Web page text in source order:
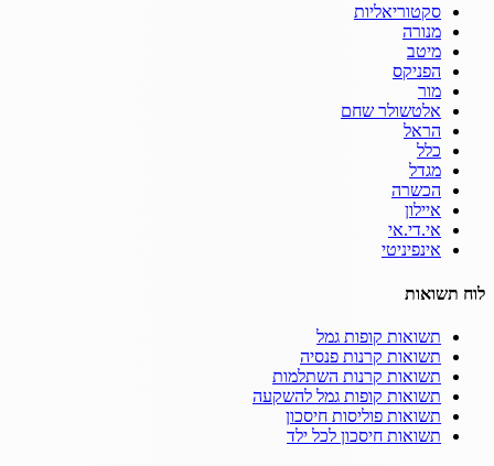
סקטוריאליות
מנורה
מיטב
הפניקס
מור
אלטשולר שחם
הראל
כלל
מגדל
הכשרה
איילון
אי.די.אי
אינפיניטי
לוח תשואות
תשואות קופות גמל
תשואות קרנות פנסיה
תשואות קרנות השתלמות
תשואות קופות גמל להשקעה
תשואות פוליסות חיסכון
תשואות חיסכון לכל ילד